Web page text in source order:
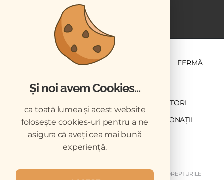
ȘTIINȚĂ ȘI PRACTICĂ FERMĂ
CONTRIBUTORI
DESCĂRCĂRI ACREDITARE CMVRO DONAȚII
CHESTIONAR
COPYRIGHT © 2026 REVISTELE VETERINARUL. TOATE DREPTURILE
Și noi avem Cookies...
ca toată lumea și acest website
folosește cookies-uri pentru a ne
asigura că aveți cea mai bună
experiență.